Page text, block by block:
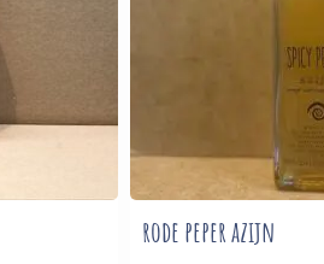
rode peper azijn